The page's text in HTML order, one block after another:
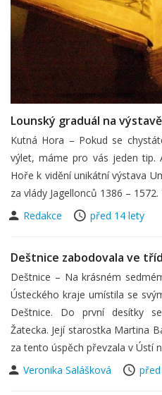
Lounský graduál na
Kutná Hora – Pokud se
výlet, máme pro vás jeden
Hoře k vidění unikátní výstava
za vlády Jagellonců 1386 –
Redakce
před 14 lety
Deštnice zabodovala ve
Deštnice – Na krásném
Ústeckého kraje umístila se
Deštnice. Do první desítky
Žatecka. Její starostka Martina
za tento úspěch převzala v Ústí
Veronika Salášková